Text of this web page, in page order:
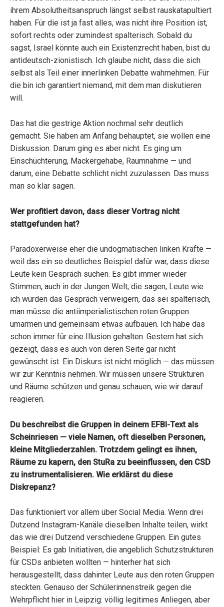
ihrem Absolutheitsanspruch längst selbst rauskatapultiert
haben. Für die ist ja fast alles, was nicht ihre Position ist,
sofort rechts oder zumindest spalterisch. Sobald du
sagst, Israel könnte auch ein Existenzrecht haben, bist du
antideutsch-zionistisch. Ich glaube nicht, dass die sich
selbst als Teil einer innerlinken Debatte wahrnehmen. Für
die bin ich garantiert niemand, mit dem man diskutieren
will.
Das hat die gestrige Aktion nochmal sehr deutlich
gemacht. Sie haben am Anfang behauptet, sie wollen eine
Diskussion. Darum ging es aber nicht. Es ging um
Einschüchterung, Mackergehabe, Raumnahme — und
darum, eine Debatte schlicht nicht zuzulassen. Das muss
man so klar sagen.
Wer profitiert davon, dass dieser Vortrag nicht
stattgefunden hat?
Paradoxerweise eher die undogmatischen linken Kräfte —
weil das ein so deutliches Beispiel dafür war, dass diese
Leute kein Gespräch suchen. Es gibt immer wieder
Stimmen, auch in der Jungen Welt, die sagen, Leute wie
ich würden das Gespräch verweigern, das sei spalterisch,
man müsse die antiimperialistischen roten Gruppen
umarmen und gemeinsam etwas aufbauen. Ich habe das
schon immer für eine Illusion gehalten. Gestern hat sich
gezeigt, dass es auch von deren Seite gar nicht
gewünscht ist. Ein Diskurs ist nicht möglich — das müssen
wir zur Kenntnis nehmen. Wir müssen unsere Strukturen
und Räume schützen und genau schauen, wie wir darauf
reagieren.
Du beschreibst die Gruppen in deinem EFBI-Text als
Scheinriesen — viele Namen, oft dieselben Personen,
kleine Mitgliederzahlen. Trotzdem gelingt es ihnen,
Räume zu kapern, den StuRa zu beeinflussen, den CSD
zu instrumentalisieren. Wie erklärst du diese
Diskrepanz?
Das funktioniert vor allem über Social Media. Wenn drei
Dutzend Instagram-Kanäle dieselben Inhalte teilen, wirkt
das wie drei Dutzend verschiedene Gruppen. Ein gutes
Beispiel: Es gab Initiativen, die angeblich Schutzstrukturen
für CSDs anbieten wollten — hinterher hat sich
herausgestellt, dass dahinter Leute aus den roten Gruppen
steckten. Genauso der Schülerinnenstreik gegen die
Wehrpflicht hier in Leipzig: völlig legitimes Anliegen, aber